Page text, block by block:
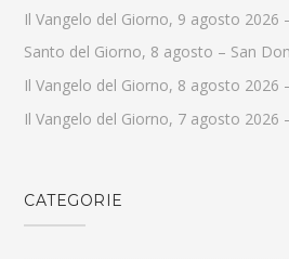
Il Vangelo del Giorno, 9 agosto 2026
Santo del Giorno, 8 agosto – San
Il Vangelo del Giorno, 8 agosto 2026
Il Vangelo del Giorno, 7 agosto 2026
CATEGORIE